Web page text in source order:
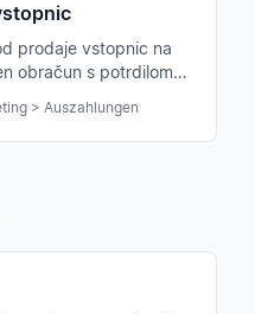
prodaje vstopnic na
obračun s potrdilom
> Auszahlungen